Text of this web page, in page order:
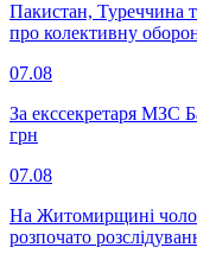
Пакистан, Туреччина
про колективну
07.08
За екссекретаря МЗС
грн
07.08
На Житомирщині
розпочато